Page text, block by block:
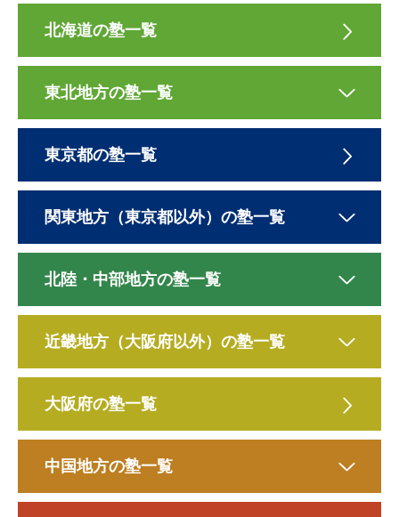
北海道の塾一覧
東北地方の塾一覧
東京都の塾一覧
関東地方（東京都以外）の塾一覧
北陸・中部地方の塾一覧
近畿地方（大阪府以外）の塾一覧
大阪府の塾一覧
中国地方の塾一覧